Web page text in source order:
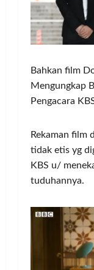
Bahkan film
Mengungkap
Pengacara
Rekaman film
tidak etis yg
KBS u/
tuduhannya.